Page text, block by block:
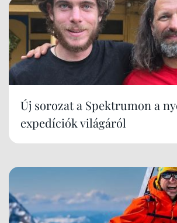
Új sorozat a Spektrumon a
expedíciók világáról